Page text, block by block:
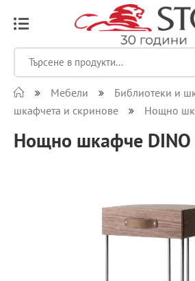
Мебели Библиотеки и
шкафчета и скринове
Нощно
Нощно шкафче DINO